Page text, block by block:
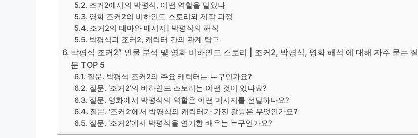
조커2에서의 박평식, 어떤 역할을 맡았나
영화 조커2의 비하인드 스토리와 제작 과정
조커2의 테마와 메시지| 박평식의 해석
박평식과 조커2, 캐릭터 간의 관계 탐구
박평식 조커2″ 인물 분석 및 영화 비하인드 스토리 | 조커2, 박평식, 영화 해석 에 대해 자주 묻는 질
문 TOP 5
질문. 박평식 조커2의 주요 캐릭터는 누구인가요?
질문. ‘조커2’의 비하인드 스토리는 어떤 것이 있나요?
질문. 영화에서 박평식의 역할은 어떤 메시지를 전달하나요?
질문. ‘조커2’에서 박평식의 캐릭터가 가진 갈등은 무엇인가요?
질문. ‘조커2’에서 박평식을 연기한 배우는 누구인가요?